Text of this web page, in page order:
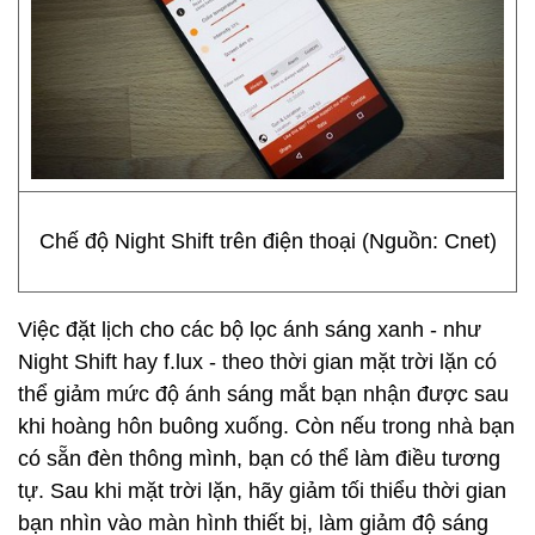
Chế độ Night Shift trên điện thoại (Nguồn: Cnet)
Việc đặt lịch cho các bộ lọc ánh sáng xanh - như
Night Shift hay f.lux - theo thời gian mặt trời lặn có
thể giảm mức độ ánh sáng mắt bạn nhận được sau
khi hoàng hôn buông xuống. Còn nếu trong nhà bạn
có sẵn đèn thông mình, bạn có thể làm điều tương
tự. Sau khi mặt trời lặn, hãy giảm tối thiểu thời gian
bạn nhìn vào màn hình thiết bị, làm giảm độ sáng